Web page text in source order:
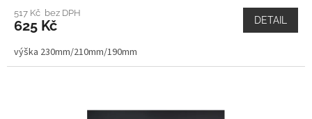
517 Kč bez DPH
625 Kč DETAIL
výška 230mm/210mm/190mm